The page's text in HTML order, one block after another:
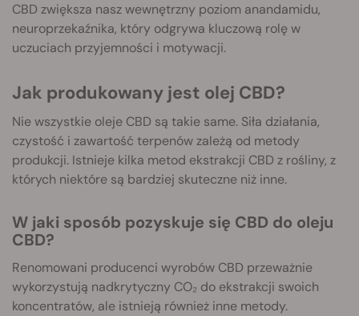
CBD zwiększa nasz wewnętrzny poziom anandamidu,
neuroprzekaźnika, który odgrywa kluczową rolę w
uczuciach przyjemności i motywacji.
Jak produkowany jest olej CBD?
Nie wszystkie oleje CBD są takie same. Siła działania,
czystość i zawartość terpenów zależą od metody
produkcji. Istnieje kilka metod ekstrakcji CBD z rośliny, z
których niektóre są bardziej skuteczne niż inne.
W jaki sposób pozyskuje się CBD do oleju
CBD?
Renomowani producenci wyrobów CBD przeważnie
wykorzystują nadkrytyczny CO₂ do ekstrakcji swoich
koncentratów, ale istnieją również inne metody.